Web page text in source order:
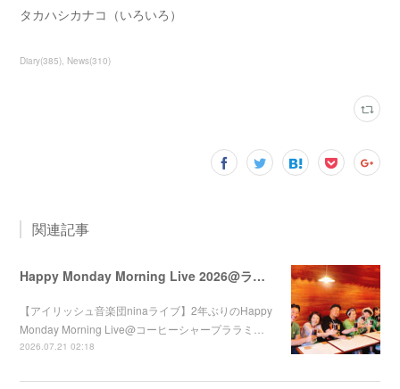
タカハシカナコ（いろいろ）
Diary(385) News(310)
関連記事
Happy Monday Morning Live 2026@ララミー
【アイリッシュ音楽団ninaライブ】2年ぶりのHappy
Monday Morning Live@コーヒーシャープララミ…
2026.07.21 02:18